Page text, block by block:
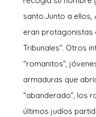
santo.Junto a ellos,
eran protagonistas
Tribunales”. Otros
“romanitos”,
armaduras que
“abanderado”, los
últimos judíos